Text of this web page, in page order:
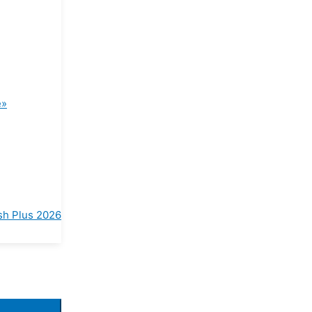
Plus 2026